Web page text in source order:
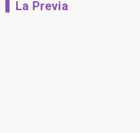
La Previa